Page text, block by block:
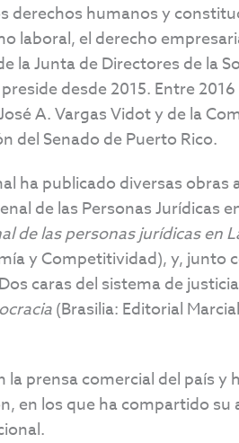
derechos humanos y
laboral, el derecho
la Junta de Directores de la
desde 2015. Entre
A. Vargas Vidot y de la
del Senado de Puerto Rico.
ha publicado diversas obras
de las Personas Jurídicas
de las personas jurídicas en
y Competitividad), y, junto
caras del sistema de
(Brasilia: Editorial
prensa comercial del país y
en los que ha compartido su